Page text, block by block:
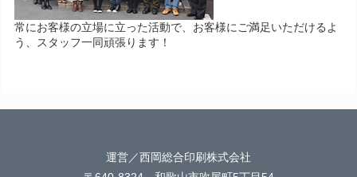
常にお客様の立場に立った活動で、お客様にご満足いただけるよ
う、スタッフ一同頑張ります！
運営／西岡総合印刷株式会社